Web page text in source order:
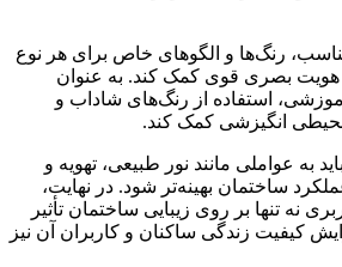
رنگ‌ها و الگوهای خاص برای هر نوع
هویت بصری قوی کمک کند. به عنوان
استفاده از رنگ‌های شاداب و
محیطی انگیزشی کمک کند.
به عواملی مانند نور طبیعی، تهویه و
ساختمان بهینه‌تر شود. در نهایت،
نه تنها بر روی زیبایی ساختمان تأثیر
کیفیت زندگی ساکنان و کاربران آن نیز